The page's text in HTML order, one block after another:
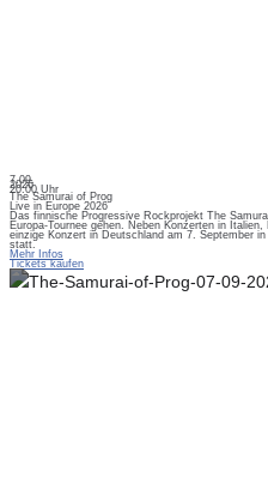
7.09.
2026
20:00 Uhr
The Samurai of Prog
Live in Europe 2026
Das finnische Progressive Rockprojekt The
Europa-Tournee gehen. Neben Konzerten in
einzige Konzert in Deutschland am 7. September
statt.
Mehr Infos
Tickets kaufen